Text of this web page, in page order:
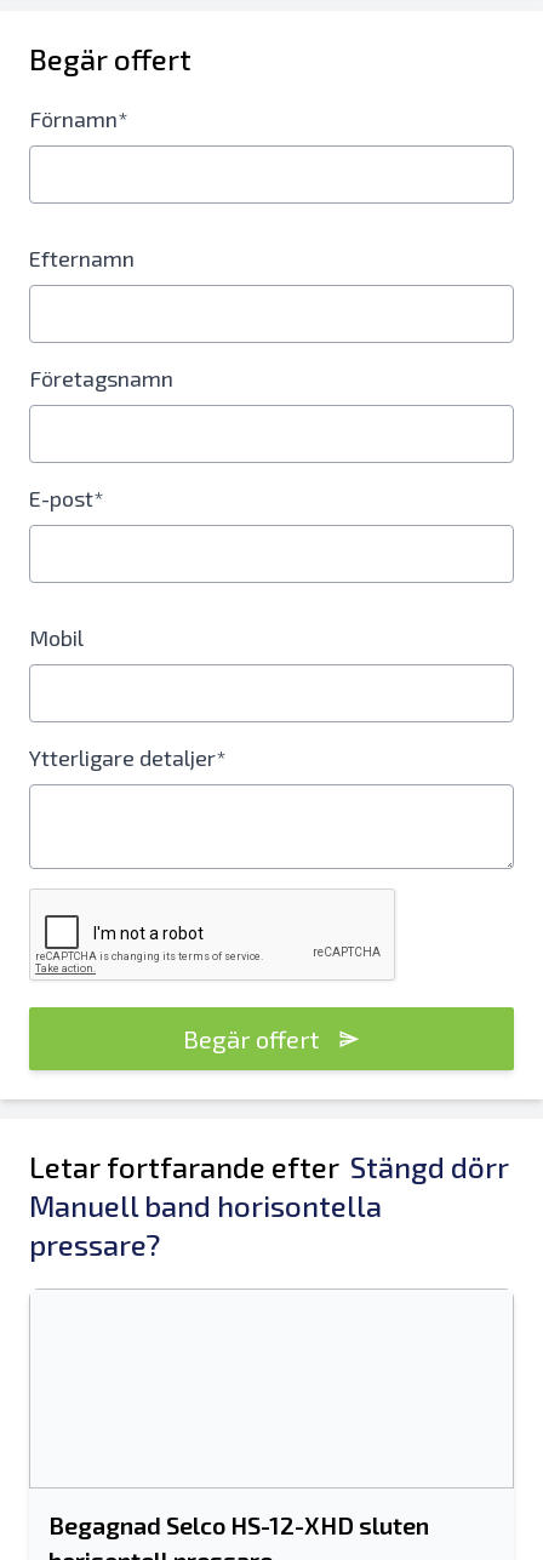
Begär offert
Förnamn*
Efternamn
Företagsnamn
E-post*
Mobil
Ytterligare detaljer*
Begär offert
Letar fortfarande efter Stängd dörr
Manuell band horisontella
pressare?
Begagnad Selco HS-12-XHD sluten